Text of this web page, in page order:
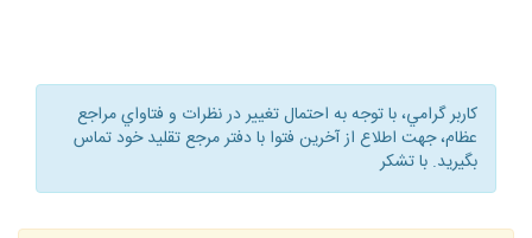
كاربر گرامي، با توجه به احتمال تغيير در نظرات و فتاواي مراجع
عظام، جهت اطلاع از آخرين فتوا با دفتر مرجع تقليد خود تماس
بگيريد. با تشكر